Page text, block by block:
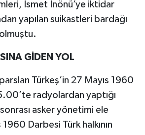
İsmet İnönü’ye iktidar
yapılan suikastleri bardağı
GİDEN YOL
Türkeş’in 27 Mayıs 1960
radyolardan yaptığı
sonrası asker yönetimi ele
1960 Darbesi Türk halkının